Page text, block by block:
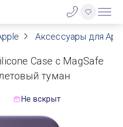
Аксессуары для
Case с MagSafe
туман
Не вскрыт